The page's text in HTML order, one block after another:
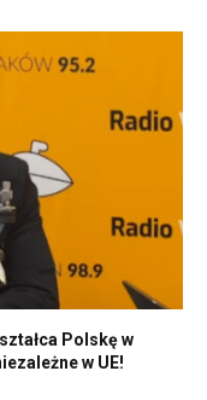
Polskę w
w UE!